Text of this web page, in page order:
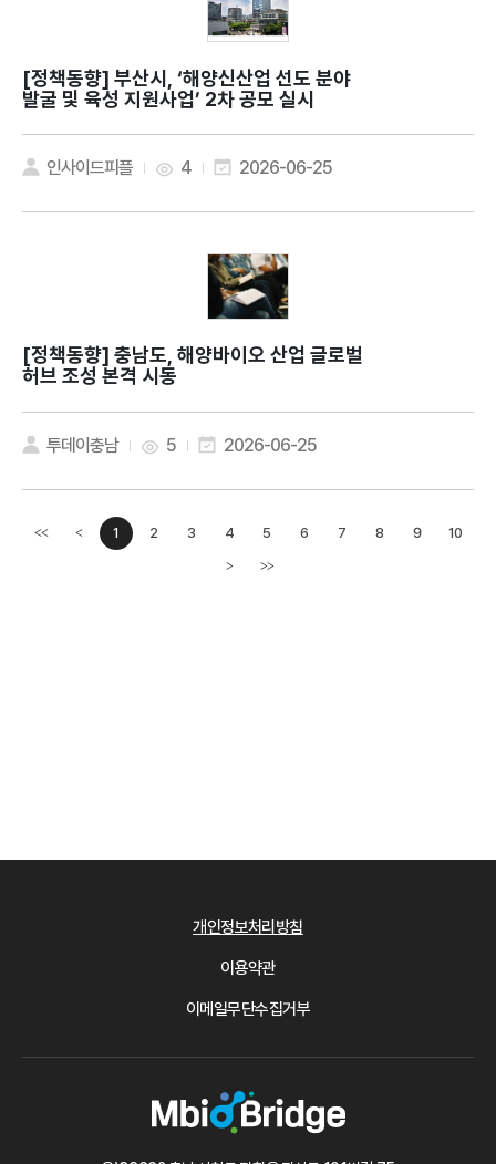
[정책동향]
발굴 및 육성 지원사업’ 2차 공모 실시
인사이드피플 4 2026-06-25
[정책동향]
허브 조성 본격 시동
투데이충남 5 2026-06-25
<< <이전페이지
1 2 3 4 5 6 7 8 9 10
>다음페이지
>>
개인정보처리방침
이용약관
이메일무단수집거부